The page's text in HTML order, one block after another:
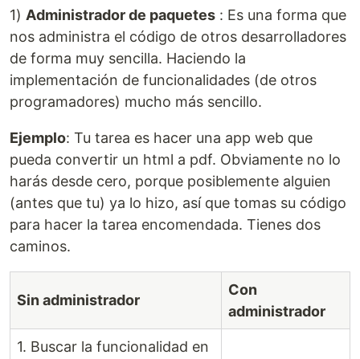
1) Administrador de paquetes : Es una forma que
nos administra el código de otros desarrolladores
de forma muy sencilla. Haciendo la
implementación de funcionalidades (de otros
programadores) mucho más sencillo.
Ejemplo: Tu tarea es hacer una app web que
pueda convertir un html a pdf. Obviamente no lo
harás desde cero, porque posiblemente alguien
(antes que tu) ya lo hizo, así que tomas su código
para hacer la tarea encomendada. Tienes dos
caminos.
Sin administrador
Con
administrador
1. Buscar la funcionalidad en